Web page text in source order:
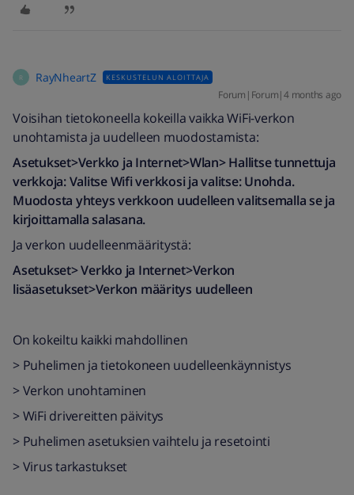
R RayNheartZ KESKUSTELUN ALOITTAJA
Forum|Forum|4 months ago
Voisihan tietokoneella kokeilla vaikka WiFi-verkon
unohtamista ja uudelleen muodostamista:
Asetukset>Verkko ja Internet>Wlan> Hallitse tunnettuja
verkkoja: Valitse Wifi verkkosi ja valitse: Unohda.
Muodosta yhteys verkkoon uudelleen valitsemalla se ja
kirjoittamalla salasana.
Ja verkon uudelleenmääritystä:
Asetukset> Verkko ja Internet>Verkon
lisäasetukset>Verkon määritys uudelleen
On kokeiltu kaikki mahdollinen
> Puhelimen ja tietokoneen uudelleenkäynnistys
> Verkon unohtaminen
> WiFi drivereitten päivitys
> Puhelimen asetuksien vaihtelu ja resetointi
> Virus tarkastukset